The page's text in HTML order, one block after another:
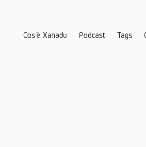
Cos'è Xanadu Podcast Tags